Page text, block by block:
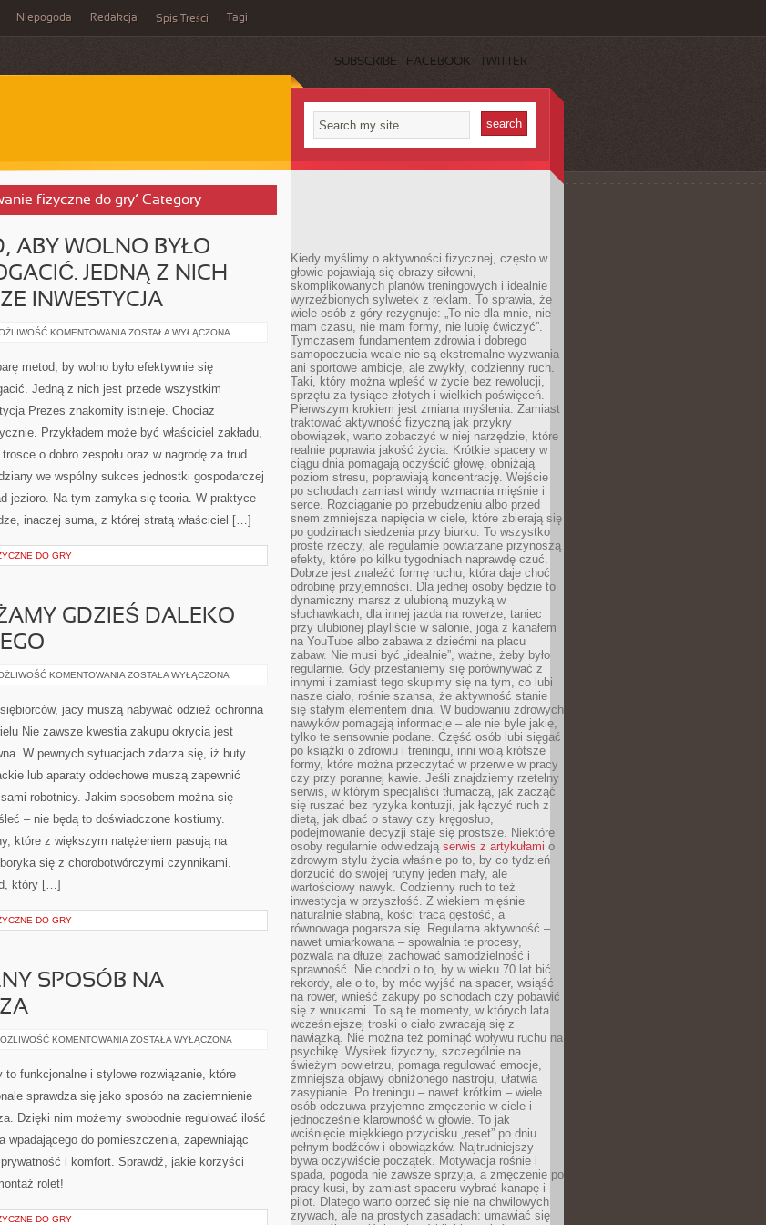
Niepogoda Redakcja Spis Treści Tagi
SUBSCRIBE FACEBOOK TWITTER
fizyczne do gry’ Category
ABY WOLNO BYŁO
JEDNĄ Z NICH
INWESTYCJA
KOMENTOWANIA ISTNIEJE
ABY
WOLNO
SKUTECZNIE
WZBOGACIĆ.
Z
NICH
JEST
W
GŁÓWNEJ
MIERZE
INWESTYCJA
ZOSTAŁA WYŁĄCZONA
metod, by wolno było efektywnie się
Jedną z nich jest przede wszystkim
Prezes znakomity istnieje. Chociaż
Przykładem może być właściciel zakładu,
o dobro zespołu oraz w nagrodę za trud
we wspólny sukces jednostki gospodarczej
jezioro. Na tym zamyka się teoria. W praktyce
inaczej suma, z której stratą właściciel […]
DO GRY
GDZIEŚ DALEKO
KOMENTOWANIA NA
GDZIEŚ
DALEKO
WOBEC
ZOSTAŁA WYŁĄCZONA
jacy muszą nabywać odzież ochronna
Nie zawsze kwestia zakupu okrycia jest
W pewnych sytuacjach zdarza się, iż buty
lub aparaty oddechowe muszą zapewnić
robotnicy. Jakim sposobem można się
– nie będą to doświadczone kostiumy.
które z większym natężeniem pasują na
się z chorobotwórczymi czynnikami.
który […]
DO GRY
SPOSÓB NA
KOMENTOWANIA ROLETY:
ZACIEMNIENIE
ZOSTAŁA WYŁĄCZONA
to funkcjonalne i stylowe rozwiązanie, które
sprawdza się jako sposób na zaciemnienie
Dzięki nim możemy swobodnie regulować ilość
wpadającego do pomieszczenia, zapewniając
i komfort. Sprawdź, jakie korzyści
rolet!
DO GRY
Kiedy myślimy o aktywności fizycznej, często w
głowie pojawiają się obrazy siłowni,
skomplikowanych planów treningowych i idealnie
wyrzeźbionych sylwetek z reklam. To sprawia, że
wiele osób z góry rezygnuje: „To nie dla mnie, nie
mam czasu, nie mam formy, nie lubię ćwiczyć”.
Tymczasem fundamentem zdrowia i dobrego
samopoczucia wcale nie są ekstremalne wyzwania
ani sportowe ambicje, ale zwykły, codzienny ruch.
Taki, który można wpleść w życie bez rewolucji,
sprzętu za tysiące złotych i wielkich poświęceń.
Pierwszym krokiem jest zmiana myślenia. Zamiast
traktować aktywność fizyczną jak przykry
obowiązek, warto zobaczyć w niej narzędzie, które
realnie poprawia jakość życia. Krótkie spacery w
ciągu dnia pomagają oczyścić głowę, obniżają
poziom stresu, poprawiają koncentrację. Wejście
po schodach zamiast windy wzmacnia mięśnie i
serce. Rozciąganie po przebudzeniu albo przed
snem zmniejsza napięcia w ciele, które zbierają się
po godzinach siedzenia przy biurku. To wszystko
proste rzeczy, ale regularnie powtarzane przynoszą
efekty, które po kilku tygodniach naprawdę czuć.
Dobrze jest znaleźć formę ruchu, która daje choć
odrobinę przyjemności. Dla jednej osoby będzie to
dynamiczny marsz z ulubioną muzyką w
słuchawkach, dla innej jazda na rowerze, taniec
przy ulubionej playliście w salonie, joga z kanałem
na YouTube albo zabawa z dziećmi na placu
zabaw. Nie musi być „idealnie”, ważne, żeby było
regularnie. Gdy przestaniemy się porównywać z
innymi i zamiast tego skupimy się na tym, co lubi
nasze ciało, rośnie szansa, że aktywność stanie
się stałym elementem dnia. W budowaniu zdrowych
nawyków pomagają informacje – ale nie byle jakie,
tylko te sensownie podane. Część osób lubi sięgać
po książki o zdrowiu i treningu, inni wolą krótsze
formy, które można przeczytać w przerwie w pracy
czy przy porannej kawie. Jeśli znajdziemy rzetelny
serwis, w którym specjaliści tłumaczą, jak zacząć
się ruszać bez ryzyka kontuzji, jak łączyć ruch z
dietą, jak dbać o stawy czy kręgosłup,
podejmowanie decyzji staje się prostsze. Niektóre
osoby regularnie odwiedzają serwis z artykułami o
zdrowym stylu życia właśnie po to, by co tydzień
dorzucić do swojej rutyny jeden mały, ale
wartościowy nawyk. Codzienny ruch to też
inwestycja w przyszłość. Z wiekiem mięśnie
naturalnie słabną, kości tracą gęstość, a
równowaga pogarsza się. Regularna aktywność –
nawet umiarkowana – spowalnia te procesy,
pozwala na dłużej zachować samodzielność i
sprawność. Nie chodzi o to, by w wieku 70 lat bić
rekordy, ale o to, by móc wyjść na spacer, wsiąść
na rower, wnieść zakupy po schodach czy pobawić
się z wnukami. To są te momenty, w których lata
wcześniejszej troski o ciało zwracają się z
nawiązką. Nie można też pominąć wpływu ruchu na
psychikę. Wysiłek fizyczny, szczególnie na
świeżym powietrzu, pomaga regulować emocje,
zmniejsza objawy obniżonego nastroju, ułatwia
zasypianie. Po treningu – nawet krótkim – wiele
osób odczuwa przyjemne zmęczenie w ciele i
jednocześnie klarowność w głowie. To jak
wciśnięcie miękkiego przycisku „reset” po dniu
pełnym bodźców i obowiązków. Najtrudniejszy
bywa oczywiście początek. Motywacja rośnie i
spada, pogoda nie zawsze sprzyja, a zmęczenie po
pracy kusi, by zamiast spaceru wybrać kanapę i
pilot. Dlatego warto oprzeć się nie na chwilowych
zrywach, ale na prostych zasadach: umawiać się